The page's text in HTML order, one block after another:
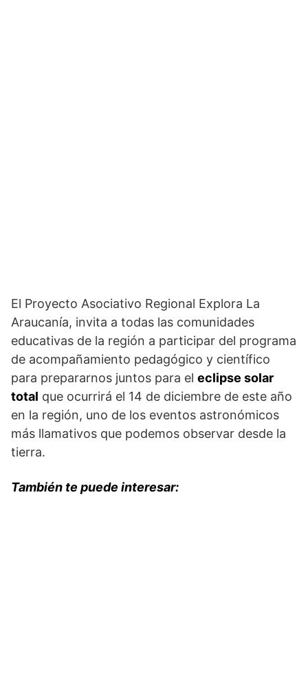
El Proyecto Asociativo Regional Explora La
Araucanía, invita a todas las comunidades
educativas de la región a participar del programa
de acompañamiento pedagógico y científico
para prepararnos juntos para el eclipse solar
total que ocurrirá el 14 de diciembre de este año
en la región, uno de los eventos astronómicos
más llamativos que podemos observar desde la
tierra.
También te puede interesar: